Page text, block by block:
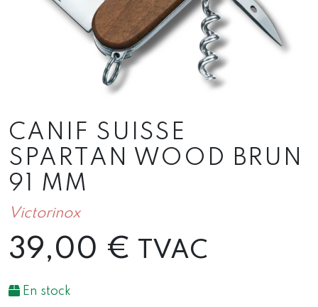
CANIF SUISSE
SPARTAN WOOD BRUN
91 MM
Victorinox
39,00 € TVAC
En stock